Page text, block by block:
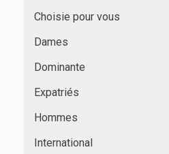
Choisie pour vous
Dames
Dominante
Expatriés
Hommes
International